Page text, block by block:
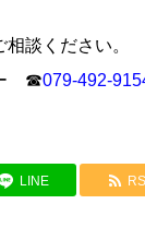
談ください。
ー ☎079-492-
LINE